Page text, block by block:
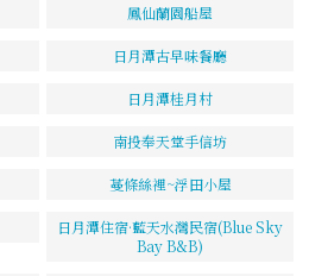
鳳仙蘭園船屋
日月潭古早味餐廳
日月潭桂月村
南投奉天堂手信坊
蔓條絲裡~浮田小屋
日月潭住宿·藍天水灣民宿(Blue Sky
Bay B&B)